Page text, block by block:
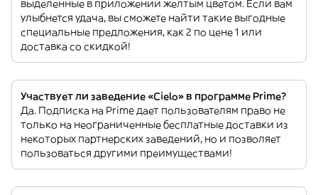
выделенные в приложении желтым цветом. Если вам
улыбнется удача, вы сможете найти такие выгодные
специальные предложения, как 2 по цене 1 или
доставка со скидкой!
Участвует ли заведение «Cielo» в программе Prime?
Да. Подписка на Prime дает пользователям право не
только на неограниченные бесплатные доставки из
некоторых партнерских заведений, но и позволяет
пользоваться другими преимуществами!